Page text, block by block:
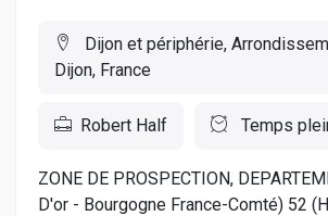
Dijon et périphérie,
Dijon, France
Robert Half Temps
ZONE DE PROSPECTION,
D'or - Bourgogne France-Comté) 52